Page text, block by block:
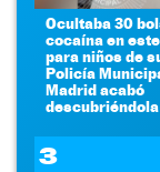
Ocultaba 30
cocaína en
para niños de
Policía
Madrid acabó
descubriéndola
3